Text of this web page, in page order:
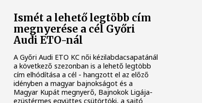
Ismét a lehető legtöbb cím
megnyerése a cél Győri
Audi ETO-nál
A Győri Audi ETO KC női kézilabdacsapatánál
a következő szezonban is a lehető legtöbb
cím elhódítása a cél - hangzott el az előző
idényben a magyar bajnokságot és a
Magyar Kupát megnyerő, Bajnokok Ligája-
ezüstérmes együttes csütörtöki, a sajtó